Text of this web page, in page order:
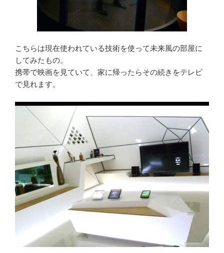
こちらは現在使われている技術を使って未来風の部屋に
してみたもの。
携帯で映画を見ていて、家に帰ったらその続きをテレビ
で見れます。